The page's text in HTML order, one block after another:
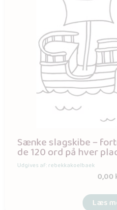
Sænke slagskibe –
de 120 ord på hver
Udgives af: rebekkakoelbaek
0,00
Læs